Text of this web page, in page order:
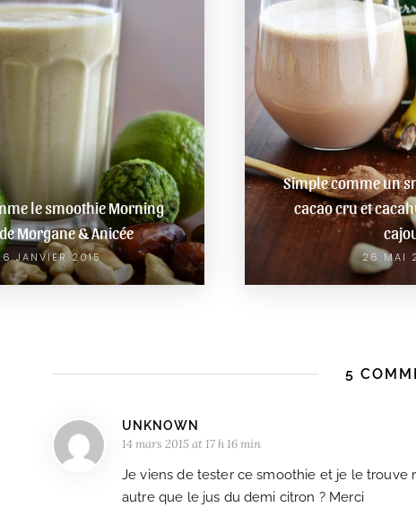
le smoothie Morning
Morgane & Anicée
JANVIER 2015
Simple comme un
cacao cru et
26 MAI
5
UNKNOWN
14 mars 2015 at 17 h 16 min
Je viens de tester ce smoothie et je le
autre que le jus du demi citron ? Merci